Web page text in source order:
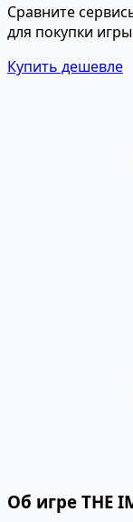
Сравните
для покупки
Купить дешевле
Об игре THE